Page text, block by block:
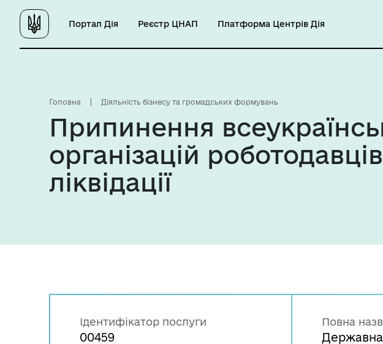
Портал Дія Реєстр ЦНАП Платформа Центрів Дія
Головна Діяльність бізнесу та громадських формувань
Припинення
організацій
ліквідації
Ідентифікатор послуги
00459
Повна
Державна